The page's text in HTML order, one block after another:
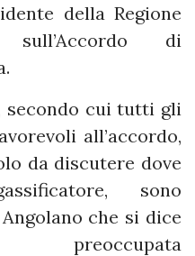
della Regione
di
secondo cui tutti gli
all’accordo,
da discutere dove
sono
che si dice
preoccupata